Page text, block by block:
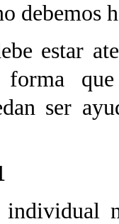
debemos
estar
forma
ser